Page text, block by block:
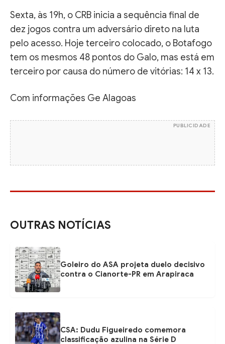
Sexta, às 19h, o CRB inicia a sequência final de
dez jogos contra um adversário direto na luta
pelo acesso. Hoje terceiro colocado, o Botafogo
tem os mesmos 48 pontos do Galo, mas está em
terceiro por causa do número de vitórias: 14 x 13.
Com informações Ge Alagoas
PUBLICIDADE
OUTRAS NOTÍCIAS
Goleiro do ASA projeta duelo decisivo
contra o Cianorte-PR em Arapiraca
CSA: Dudu Figueiredo comemora
classificação azulina na Série D